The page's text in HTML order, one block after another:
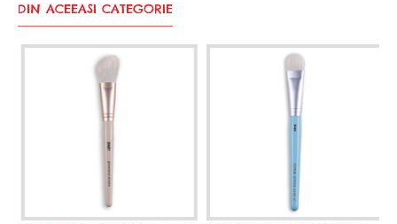
DIN ACEEASI CATEGORIE